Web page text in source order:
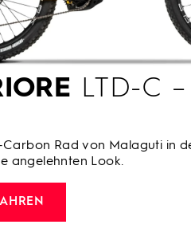
LTD-C –
Carbon Rad von Malaguti in
angelehnten Look.